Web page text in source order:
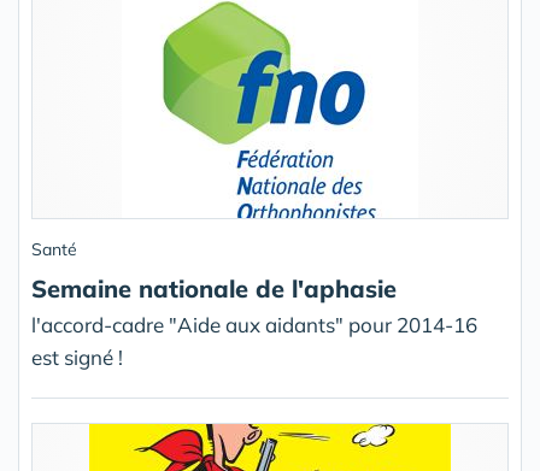
Santé
Semaine nationale de l'aphasie
l'accord-cadre "Aide aux aidants" pour 2014-16
est signé !